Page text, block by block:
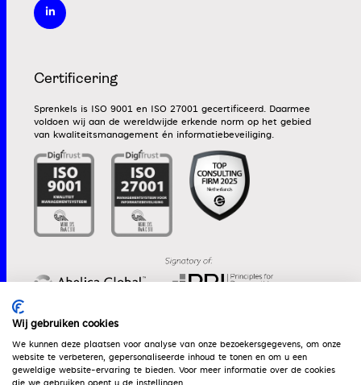
Certificering
Sprenkels is ISO 9001 en ISO 27001 gecertificeerd. Daarmee
voldoen wij aan de wereldwijde erkende norm op het gebied
van kwaliteitsmanagement én informatiebeveiliging.
Werken bij Algemene voorwaarden
Dienstenwijzer
Wij gebruiken cookies
We kunnen deze plaatsen voor analyse van onze bezoekersgegevens, om onze
website te verbeteren, gepersonaliseerde inhoud te tonen en om u een
geweldige website-ervaring te bieden. Voor meer informatie over de cookies
die we gebruiken opent u de instellingen.